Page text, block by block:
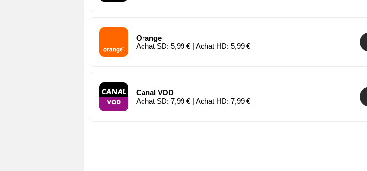
Orange
Achat SD: 5,99 € | Achat HD: 5,99 €
Canal VOD
Achat SD: 7,99 € | Achat HD: 7,99 €